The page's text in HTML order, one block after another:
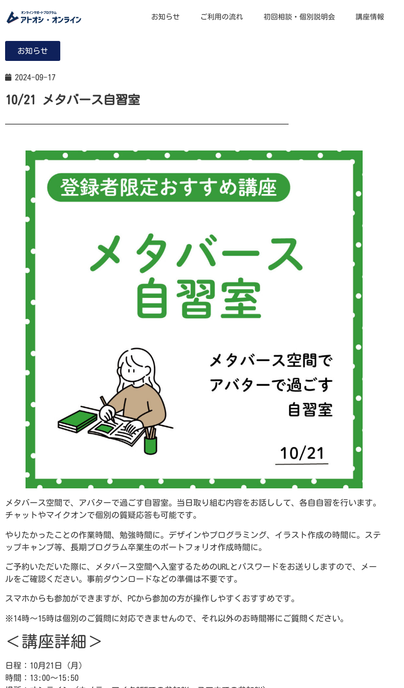
お知らせ ご利用の流れ 初回相談・個別説明会 講座情報
お知らせ
2024-09-17
10/21 メタバース自習室
メタバース空間で、アバターで過ごす自習室。当日取り組む内容をお話しして、各自自習を行います。
チャットやマイクオンで個別の質疑応答も可能です。
やりたかったことの作業時間、勉強時間に。デザインやプログラミング、イラスト作成の時間に。ステ
ップキャンプ等、長期プログラム卒業生のポートフォリオ作成時間に。
ご予約いただいた際に、メタバース空間へ入室するためのURLとパスワードをお送りしますので、メー
ルをご確認ください。事前ダウンロードなどの準備は不要です。
スマホからも参加ができますが、PCから参加の方が操作しやすくおすすめです。
※14時～15時は個別のご質問に対応できませんので、それ以外のお時間帯にご質問ください。
＜講座詳細＞
日程：10月21日（月）
時間：13:00～15:50